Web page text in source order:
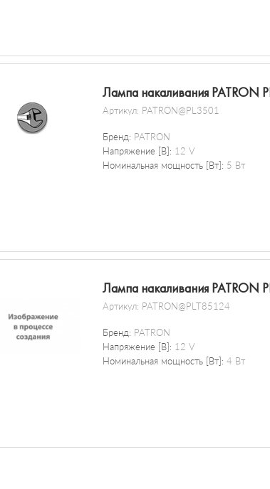
Лампа накаливания PATRON
Артикул: PATRON@PL3501
Бренд: PATRON
Напряжение [В]: 12 V
Номинальная мощность [Вт]: 5 Вт
Лампа накаливания PATRON
Артикул: PATRON@PLT85124
Бренд: PATRON
Напряжение [В]: 12 V
Номинальная мощность [Вт]: 4 Вт